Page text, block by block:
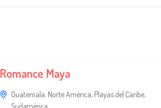
Romance Maya
Guatemala, Norte América, Playas del Caribe,